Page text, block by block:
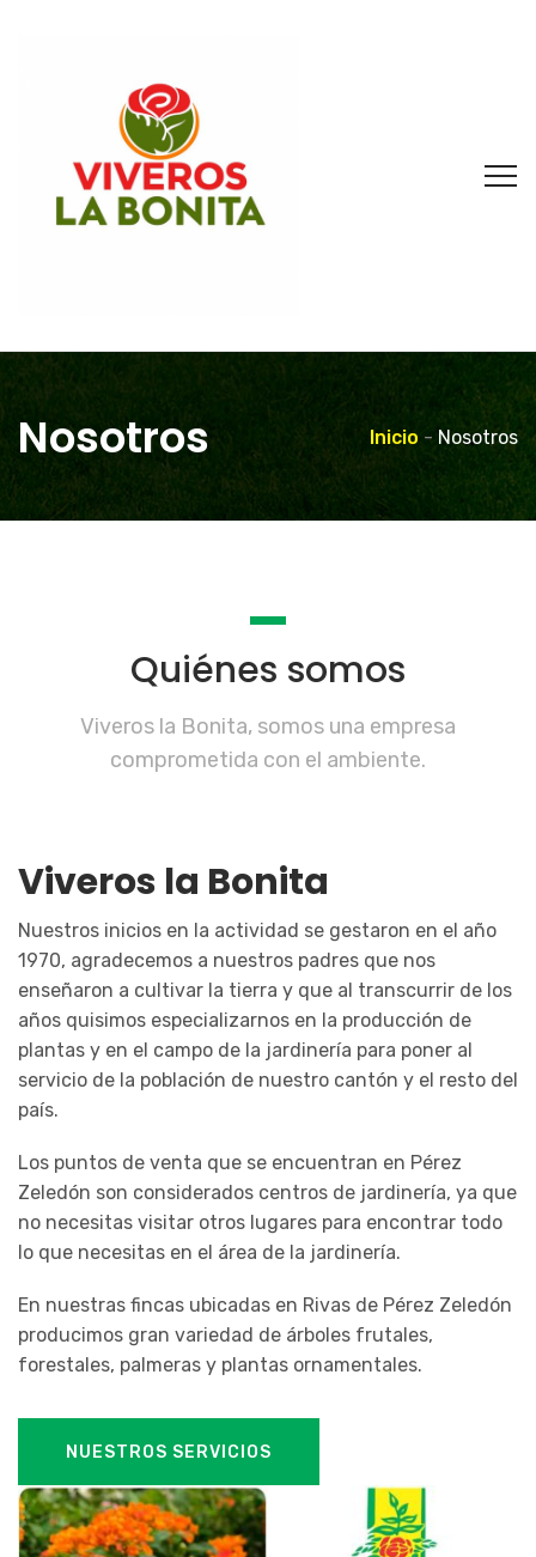
Nosotros Inicio - Nosotros
Quiénes somos
Viveros la Bonita, somos una empresa
comprometida con el ambiente.
Viveros la Bonita
Nuestros inicios en la actividad se gestaron en el año
1970, agradecemos a nuestros padres que nos
enseñaron a cultivar la tierra y que al transcurrir de los
años quisimos especializarnos en la producción de
plantas y en el campo de la jardinería para poner al
servicio de la población de nuestro cantón y el resto del
país.
Los puntos de venta que se encuentran en Pérez
Zeledón son considerados centros de jardinería, ya que
no necesitas visitar otros lugares para encontrar todo
lo que necesitas en el área de la jardinería.
En nuestras fincas ubicadas en Rivas de Pérez Zeledón
producimos gran variedad de árboles frutales,
forestales, palmeras y plantas ornamentales.
NUESTROS SERVICIOS